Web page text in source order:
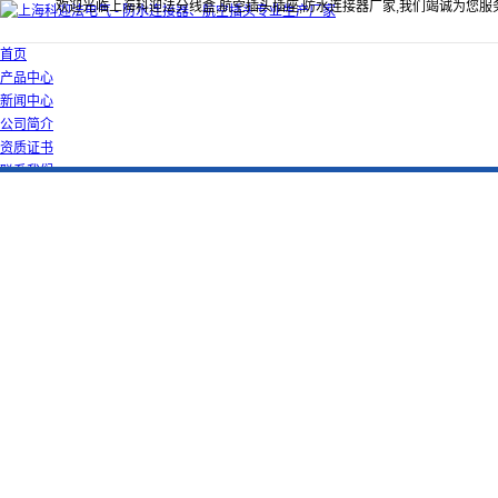
欢迎光临上海科迎法分线盒,航空插头插座,防水连接器厂家,我们竭诚为您服
首页
产品中心
新闻中心
公司简介
资质证书
联系我们